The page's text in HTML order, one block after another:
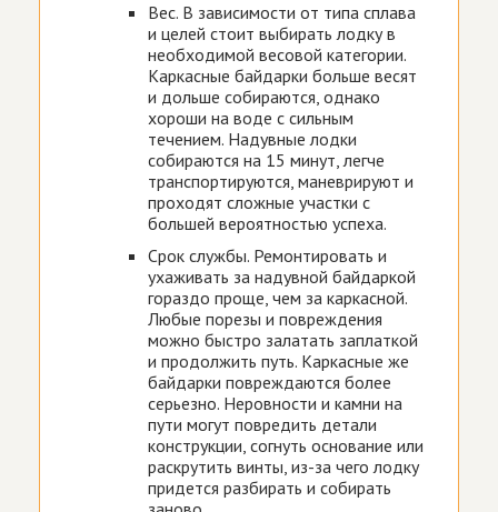
Вес. В зависимости от типа сплава
и целей стоит выбирать лодку в
необходимой весовой категории.
Каркасные байдарки больше весят
и дольше собираются, однако
хороши на воде с сильным
течением. Надувные лодки
собираются на 15 минут, легче
транспортируются, маневрируют и
проходят сложные участки с
большей вероятностью успеха.
Срок службы. Ремонтировать и
ухаживать за надувной байдаркой
гораздо проще, чем за каркасной.
Любые порезы и повреждения
можно быстро залатать заплаткой
и продолжить путь. Каркасные же
байдарки повреждаются более
серьезно. Неровности и камни на
пути могут повредить детали
конструкции, согнуть основание или
раскрутить винты, из-за чего лодку
придется разбирать и собирать